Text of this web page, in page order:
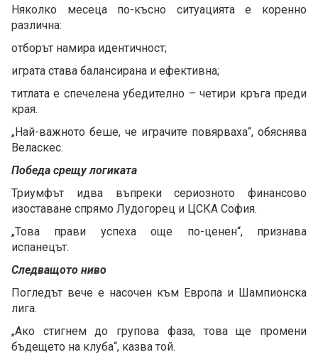
Няколко месеца по-късно ситуацията е коренно
различна:
отборът намира идентичност;
играта става балансирана и ефективна;
титлата е спечелена убедително – четири кръга преди
края.
„Най-важното беше, че играчите повярваха“, обяснява
Веласкес.
Победа срещу логиката
Триумфът идва въпреки сериозното финансово
изоставане спрямо Лудогорец и ЦСКА София.
„Това прави успеха още по-ценен“, признава
испанецът.
Следващото ниво
Погледът вече е насочен към Европа и Шампионска
лига.
„Ако стигнем до групова фаза, това ще промени
бъдещето на клуба“, казва той.